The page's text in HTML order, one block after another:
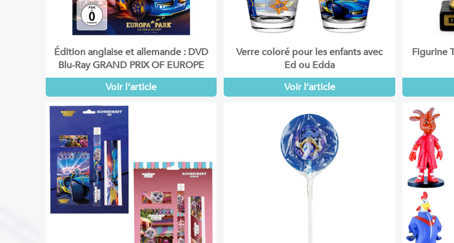
Édition anglaise et allemande : DVD
Blu-Ray GRAND PRIX OF EUROPE
Voir l’article
Verre coloré pour les enfants avec
Ed ou Edda
Voir l’article
Figurine